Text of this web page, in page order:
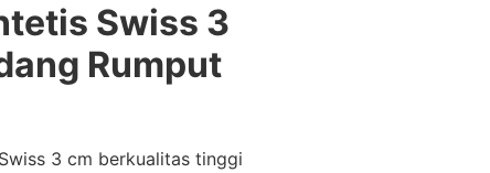
Swiss 3
Rumput
3 cm berkualitas tinggi